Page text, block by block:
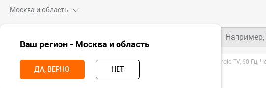
Москва и область
Ваш регион - Москва и область
ДА, ВЕРНО НЕТ
Например,
Главная ТВ Телевизоры Телевизор Xiaomi Mi TV A2 32", HD, Android TV, 60 Гц,